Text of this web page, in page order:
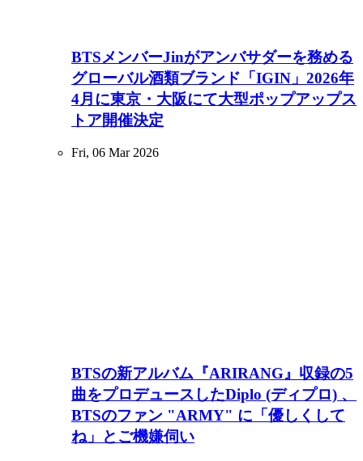
BTSメンバーJinがアンバサダーを務める
グローバル酒類ブランド「IGIN」2026年
4月に東京・大阪にて大型ポップアップス
トア開催決定
Fri, 06 Mar 2026
BTSの新アルバム『ARIRANG』収録の5
曲をプロデュースしたDiplo (ディプロ) 、
BTSのファン "ARMY" に「優しくして
ね」とご機嫌伺い